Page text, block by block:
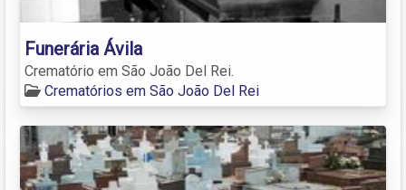
Funerária Ávila
Crematório em São João Del Rei.
Crematórios em São João Del Rei